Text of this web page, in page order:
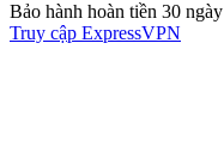
Bảo hành hoàn tiền 30 ngày
Truy cập ExpressVPN